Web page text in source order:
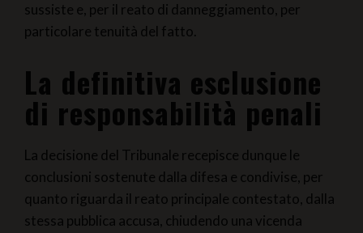
sussiste e, per il reato di danneggiamento, per
particolare tenuità del fatto.
La definitiva esclusione
di responsabilità penali
La decisione del Tribunale recepisce dunque le
conclusioni sostenute dalla difesa e condivise, per
quanto riguarda il reato principale contestato, dalla
stessa pubblica accusa, chiudendo una vicenda